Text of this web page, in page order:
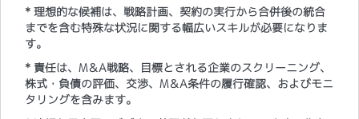
* 理想的な候補は、戦略計画、契約の実行から合併後の統合
までを含む特殊な状況に関する幅広いスキルが必要になりま
す。
* 責任は、M＆A戦略、目標とされる企業のスクリーニング、
株式・負債の評価、交渉、M＆A条件の履行確認、およびモニ
タリングを含みます。